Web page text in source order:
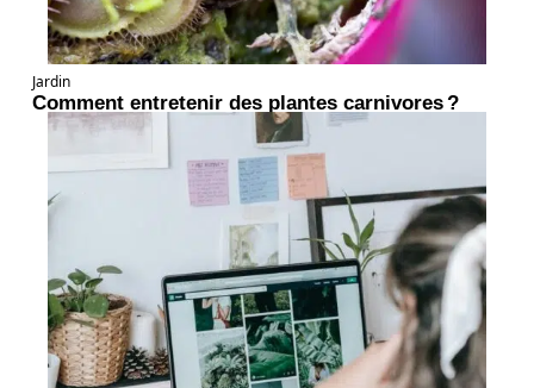
Jardin
Comment entretenir des plantes carnivores ?